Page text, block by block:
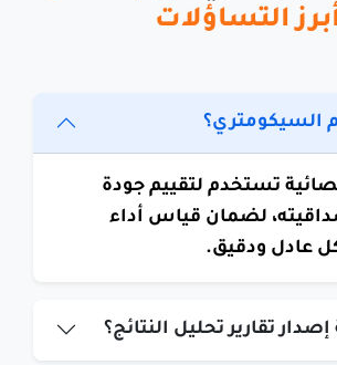
التساؤلات
السيكومتري؟
تستخدم لتقييم جودة
لضمان قياس أداء
عادل ودقيق.
تقارير تحليل النتائج؟